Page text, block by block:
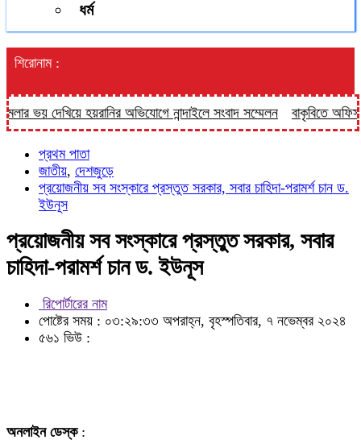
ধর্ম
শিরোনাম :
দেখিয়ে হয়রানির অভিযোগে নান্দাইলে সংবাদ সম্মেলন বাকৃবিতে অফিসার
প্রথম পাতা
জাতীয়, দেশজুড়ে
প্রয়োজনীয় সব সংস্কারে প্রস্তুত সরকার, সবার চাহিদা-পরামর্শ চান ড.
ইউনূস
প্রয়োজনীয় সব সংস্কারে প্রস্তুত সরকার, সবার
চাহিদা-পরামর্শ চান ড. ইউনূস
রিপোর্টারের নাম
পোষ্টের সময় : ০৩:২৯:৩৩ অপরাহ্ন, বৃহস্পতিবার, ৭ নভেম্বর ২০২৪
৫৬১ ভিউ :
অনলাইন ডেস্ক: